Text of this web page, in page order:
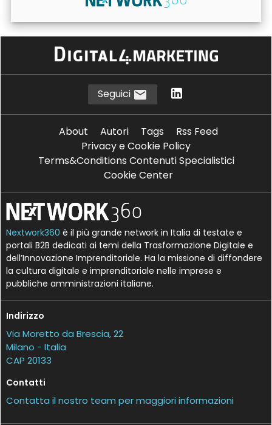
Seguici
About Autori Tags
Rss Feed
Privacy e Cookie Policy
Terms&Conditions Contenuti Specialistici
Cookie Center
Nextwork360 è il più grande network in Italia di testate e
portali B2B dedicati ai temi della Trasformazione Digitale e
dell’Innovazione Imprenditoriale. Ha la missione di diffondere
la cultura digitale e imprenditoriale nelle imprese e
pubbliche amministrazioni italiane.
Indirizzo
Via Moretto da Brescia, 22
Milano - Italia
CAP 20133
Contatti
Contatta il nostro team per maggiori informazioni